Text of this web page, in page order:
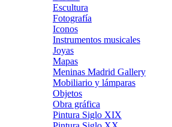
Escultura
Fotografía
Iconos
Instrumentos musicales
Joyas
Mapas
Meninas Madrid Gallery
Mobiliario y lámparas
Objetos
Obra gráfica
Pintura Siglo XIX